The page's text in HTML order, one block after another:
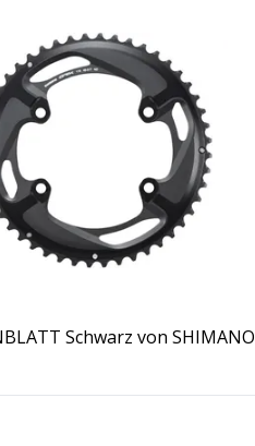
Schwarz von SHIMANO